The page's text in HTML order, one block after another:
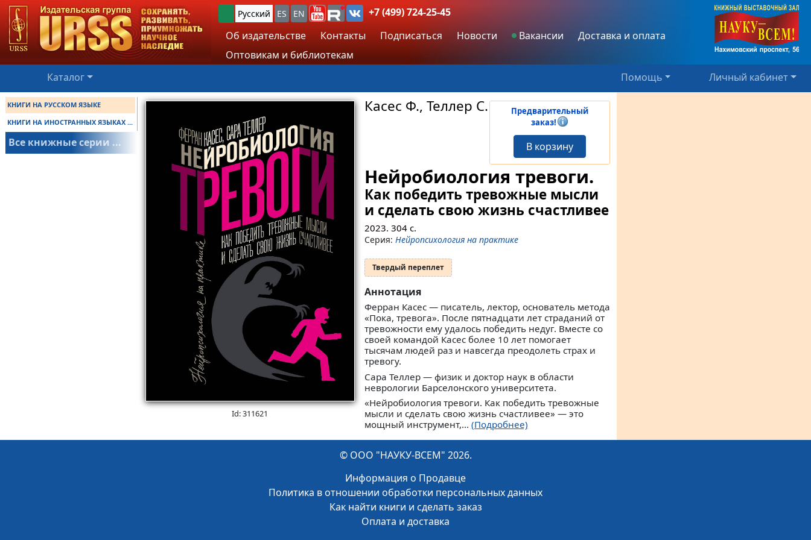
Русский ES EN
+7 (499) 724-25-45
Об издательстве
Контакты Подписаться Новости Вакансии
Доставка и оплата
Оптовикам и библиотекам
Каталог
Помощь Личный кабинет
КНИГИ НА РУССКОМ ЯЗЫКЕ
КНИГИ НА ИНОСТРАННЫХ ЯЗЫКАХ ...
Все книжные серии ...
Id: 311621
Предварительный
заказ!
В корзину
Касес Ф., Теллер С.
Нейробиология тревоги.
Как победить тревожные мысли
и сделать свою жизнь счастливее
2023. 304с.
Серия: Нейропсихология на практике
Твердый переплет
Аннотация
Ферран Касес — писатель, лектор, основатель метода
«Пока, тревога». После пятнадцати лет страданий от
тревожности ему удалось победить недуг. Вместе со
своей командой Касес более 10 лет помогает
тысячам людей раз и навсегда преодолеть страх и
тревогу.
Сара Теллер — физик и доктор наук в области
неврологии Барселонского университета.
«Нейробиология тревоги. Как победить тревожные
мысли и сделать свою жизнь счастливее» — это
мощный инструмент,... (Подробнее)
© ООО "НАУКУ-ВСЕМ" 2026.
Информация о Продавце
Политика в отношении обработки персональных данных
Как найти книги и сделать заказ
Оплата и доставка